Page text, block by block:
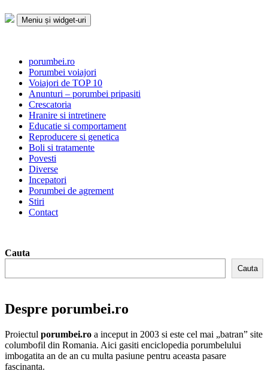
la
Meniu și widget-uri
porumbei.ro
Porumbei voiajori
Voiajori de TOP 10
Anunturi – porumbei pripasiti
Crescatoria
Hranire si intretinere
Educatie si comportament
Reproducere si genetica
Boli si tratamente
Povesti
Diverse
Incepatori
Porumbei de agrement
Stiri
Contact
Cauta
Cauta
Despre porumbei.ro
Proiectul porumbei.ro a inceput in 2003 si este cel mai „batran” site
columbofil din Romania. Aici gasiti enciclopedia porumbelului
imbogatita an de an cu multa pasiune pentru aceasta pasare
fascinanta.